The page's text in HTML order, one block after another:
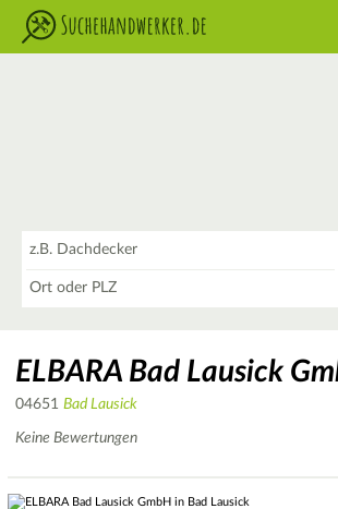
ELBARA Bad Lausick
04651 Bad Lausick
Keine Bewertungen